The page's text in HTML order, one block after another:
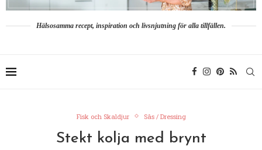
Hälsosamma recept, inspiration och livsnjutning för alla tillfällen.
Fisk och Skaldjur Sås / Dressing
Stekt kolja med brynt